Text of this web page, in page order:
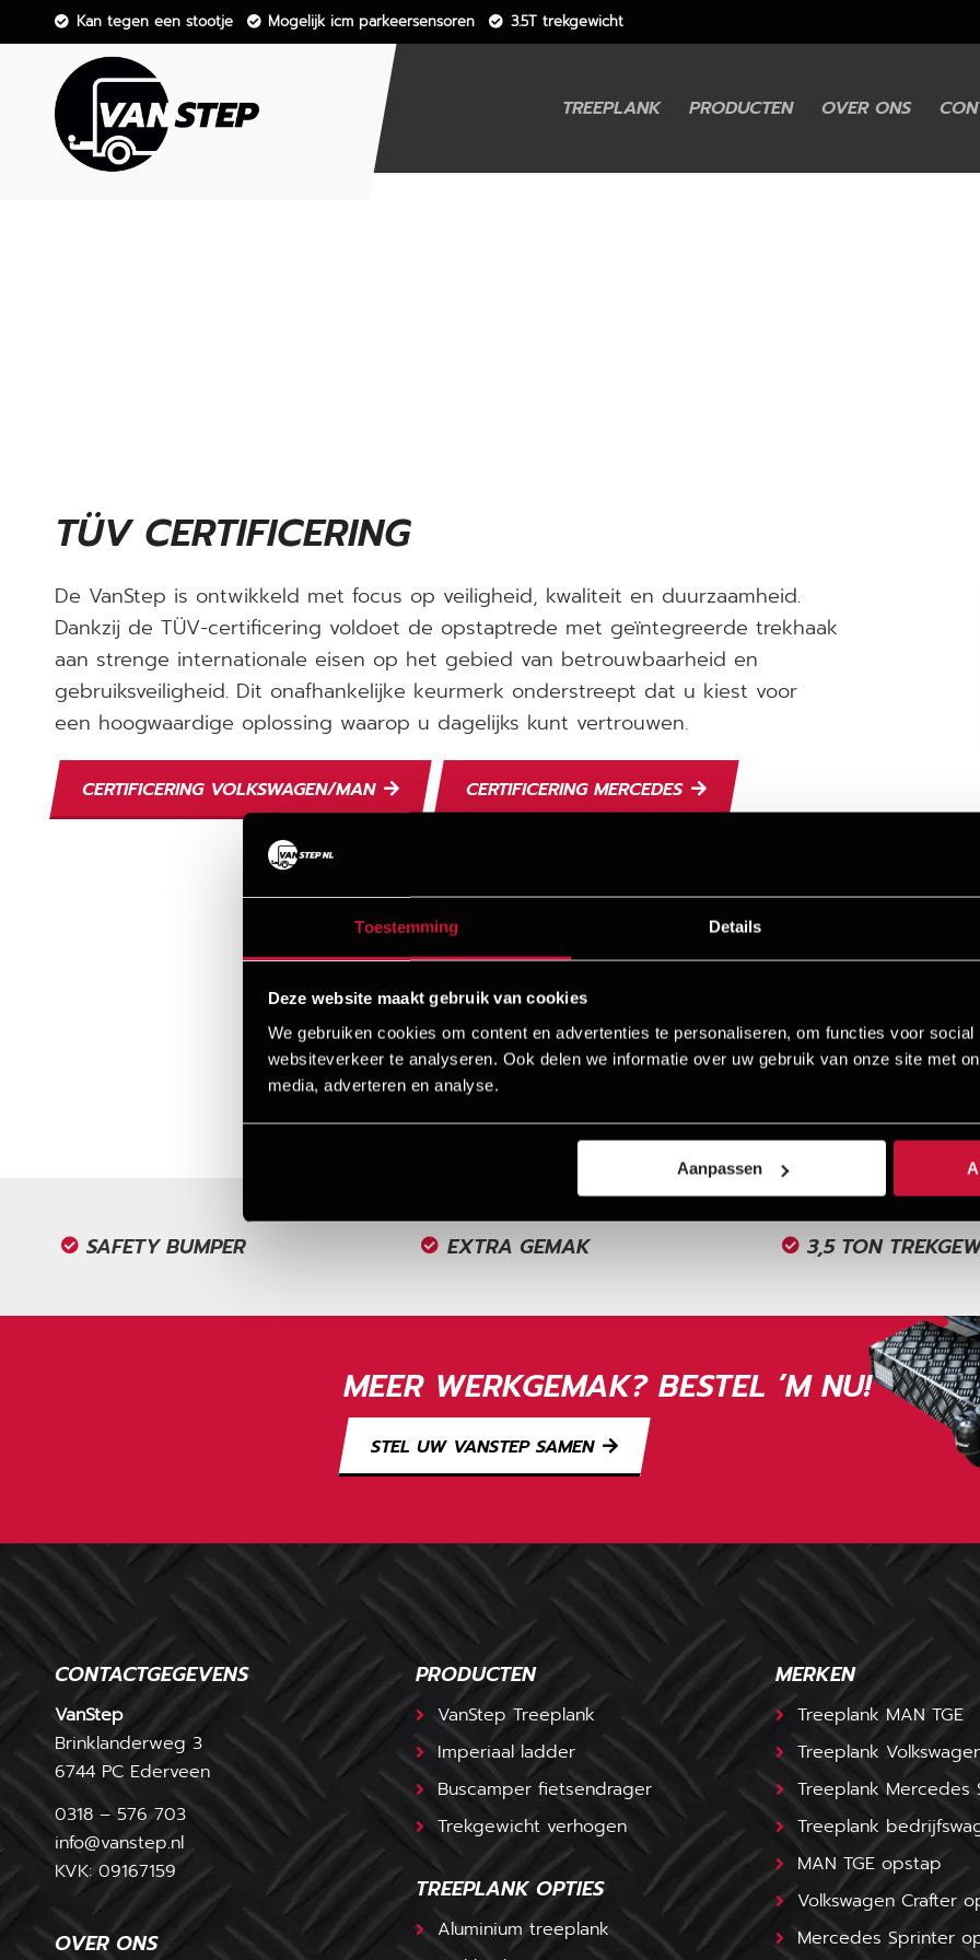
Toestemming Details
Deze website maakt gebruik van cookies
We gebruiken cookies om content en advertenties te personaliseren, om functies voor
websiteverkeer te analyseren. Ook delen we informatie over uw gebruik van onze site met
media, adverteren en analyse.
Aanpassen
Kan tegen een stootje Mogelijk icm parkeersensoren 3.5T trekgewicht
TREEPLANK PRODUCTEN OVER ONS
TÜV CERTIFICERING
De VanStep is ontwikkeld met focus op veiligheid, kwaliteit en duurzaamheid.
Dankzij de TÜV-certificering voldoet de opstaptrede met geïntegreerde trekhaak
aan strenge internationale eisen op het gebied van betrouwbaarheid en
gebruiksveiligheid. Dit onafhankelijke keurmerk onderstreept dat u kiest voor
een hoogwaardige oplossing waarop u dagelijks kunt vertrouwen.
CERTIFICERING VOLKSWAGEN/MAN CERTIFICERING MERCEDES
SAFETY BUMPER EXTRA GEMAK 3,5 TON
MEER WERKGEMAK? BESTEL ’M NU!
STEL UW VANSTEP SAMEN
CONTACTGEGEVENS
VanStep
Brinklanderweg 3
6744 PC Ederveen
0318 – 576 703
info@vanstep.nl
KVK: 09167159
OVER ONS
PRODUCTEN
VanStep Treeplank
Imperiaal ladder
Buscamper fietsendrager
Trekgewicht verhogen
TREEPLANK OPTIES
Aluminium treeplank
MERKEN
Treeplank MAN TGE
Treeplank
Treeplank Mercedes
Treeplank
MAN TGE opstap
Volkswagen Crafter
Mercedes Sprinter